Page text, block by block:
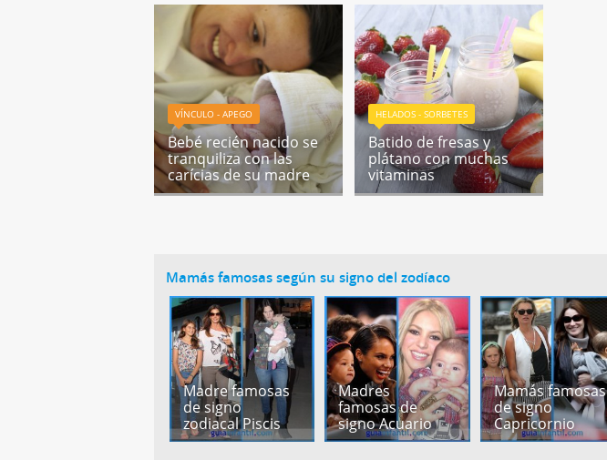
VÍNCULO - APEGO
Bebé recién nacido se
tranquiliza con las
carícias de su madre
HELADOS - SORBETES
Batido de fresas y
plátano con muchas
vitaminas
Mamás famosas según su signo del zodíaco
Madre famosas
de signo
zodiacal Piscis
Madres
famosas de
signo Acuario
Mamás famosas
de signo
Capricornio